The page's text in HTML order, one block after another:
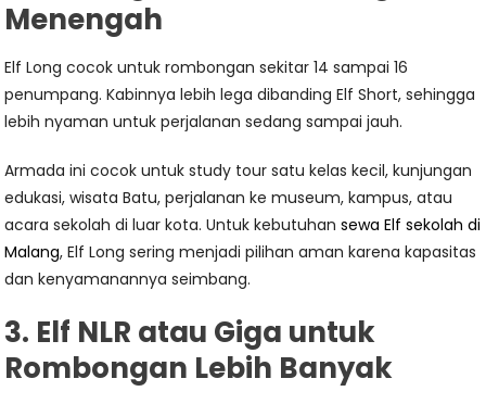
Menengah
Elf Long cocok untuk rombongan sekitar 14 sampai 16
penumpang. Kabinnya lebih lega dibanding Elf Short, sehingga
lebih nyaman untuk perjalanan sedang sampai jauh.
Armada ini cocok untuk study tour satu kelas kecil, kunjungan
edukasi, wisata Batu, perjalanan ke museum, kampus, atau
acara sekolah di luar kota. Untuk kebutuhansewa Elf sekolah di
Malang, Elf Long sering menjadi pilihan aman karena kapasitas
dan kenyamanannya seimbang.
3. Elf NLR atau Giga untuk
Rombongan Lebih Banyak